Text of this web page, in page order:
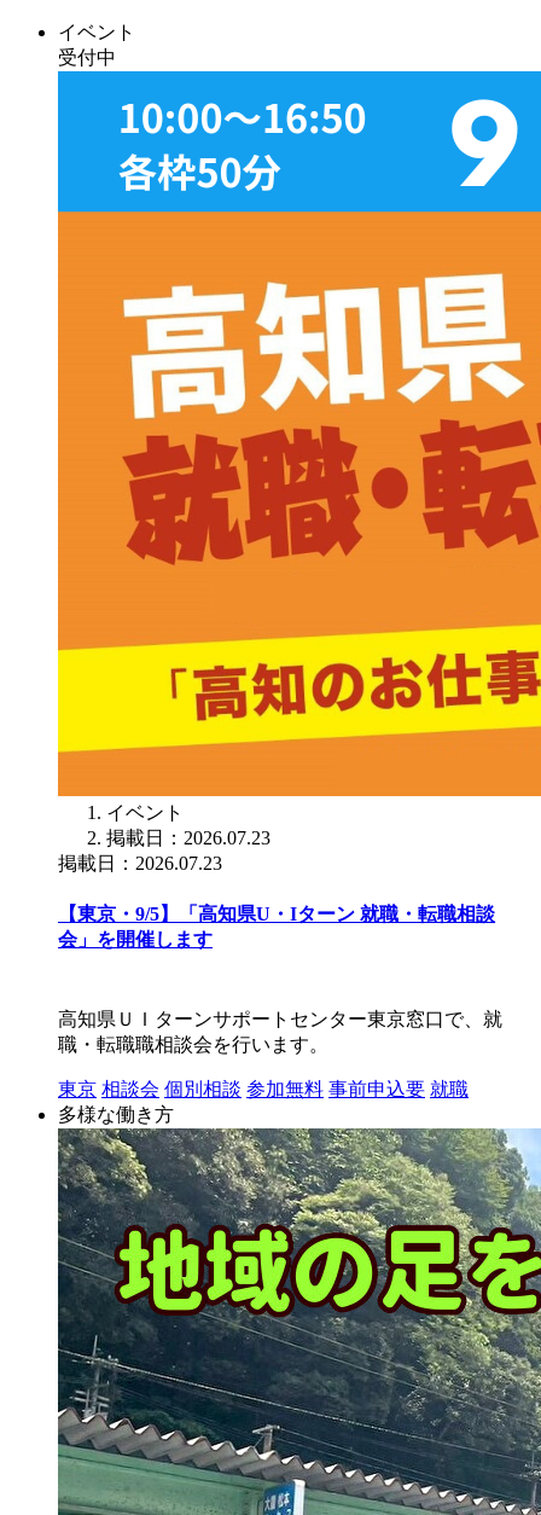
イベント
受付中
イベント
掲載日：2026.07.23
掲載日：2026.07.23
【東京・9/5】「高知県U・Iターン 就職・転職相談
会」を開催します
高知県ＵＩターンサポートセンター東京窓口で、就
職・転職職相談会を行います。
東京 相談会 個別相談 参加無料 事前申込要 就職
多様な働き方